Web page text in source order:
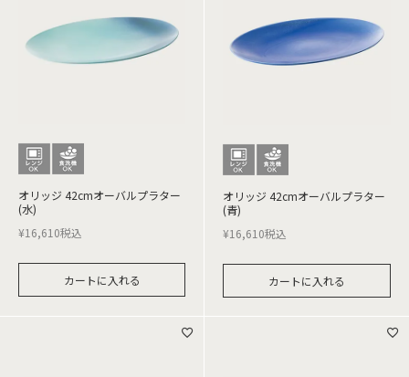
オリッジ 42cmオーバルプラター
(水)
¥16,610税込
カートに入れる
オリッジ 42cmオーバルプラター
(青)
¥16,610税込
カートに入れる